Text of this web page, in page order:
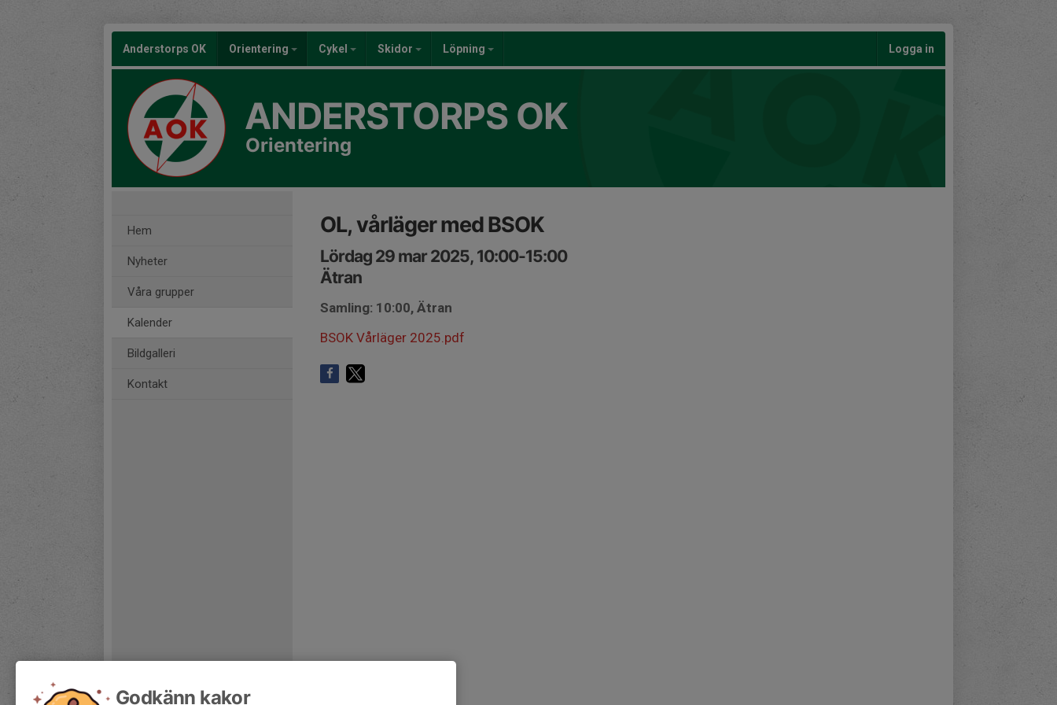
Anderstorps OK Orientering Cykel Skidor Löpning Logga in
ANDERSTORPS OK
Orientering
Hem
Nyheter
Våra grupper
Kalender
Bildgalleri
Kontakt
OL, vårläger med BSOK
Lördag 29 mar 2025, 10:00-15:00
Ätran
Samling: 10:00, Ätran
BSOK Vårläger 2025.pdf
Godkänn kakor